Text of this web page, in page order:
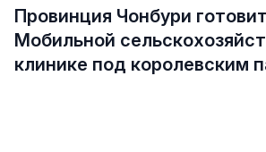
Провинция Чонбури
Мобильной
клинике под королевским